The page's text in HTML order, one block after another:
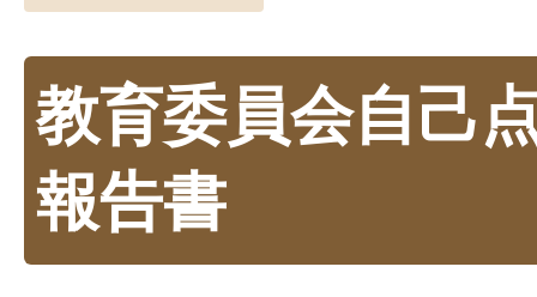
教育委員会自己
報告書